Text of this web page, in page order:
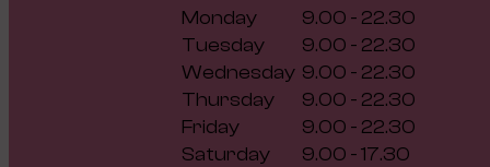
Monday
9.00 - 22.30
Tuesday
9.00 - 22.30
Wednesday 9.00 - 22.30
Thursday
9.00 - 22.30
Friday
9.00 - 22.30
Saturday
9.00 - 17.30